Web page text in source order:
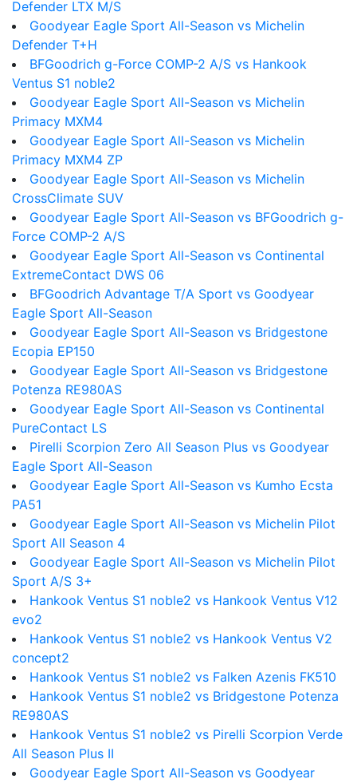
Defender LTX M/S
Goodyear Eagle Sport All-Season vs Michelin
Defender T+H
BFGoodrich g-Force COMP-2 A/S vs Hankook
Ventus S1 noble2
Goodyear Eagle Sport All-Season vs Michelin
Primacy MXM4
Goodyear Eagle Sport All-Season vs Michelin
Primacy MXM4 ZP
Goodyear Eagle Sport All-Season vs Michelin
CrossClimate SUV
Goodyear Eagle Sport All-Season vs BFGoodrich g-
Force COMP-2 A/S
Goodyear Eagle Sport All-Season vs Continental
ExtremeContact DWS 06
BFGoodrich Advantage T/A Sport vs Goodyear
Eagle Sport All-Season
Goodyear Eagle Sport All-Season vs Bridgestone
Ecopia EP150
Goodyear Eagle Sport All-Season vs Bridgestone
Potenza RE980AS
Goodyear Eagle Sport All-Season vs Continental
PureContact LS
Pirelli Scorpion Zero All Season Plus vs Goodyear
Eagle Sport All-Season
Goodyear Eagle Sport All-Season vs Kumho Ecsta
PA51
Goodyear Eagle Sport All-Season vs Michelin Pilot
Sport All Season 4
Goodyear Eagle Sport All-Season vs Michelin Pilot
Sport A/S 3+
Hankook Ventus S1 noble2 vs Hankook Ventus V12
evo2
Hankook Ventus S1 noble2 vs Hankook Ventus V2
concept2
Hankook Ventus S1 noble2 vs Falken Azenis FK510
Hankook Ventus S1 noble2 vs Bridgestone Potenza
RE980AS
Hankook Ventus S1 noble2 vs Pirelli Scorpion Verde
All Season Plus II
Goodyear Eagle Sport All-Season vs Goodyear